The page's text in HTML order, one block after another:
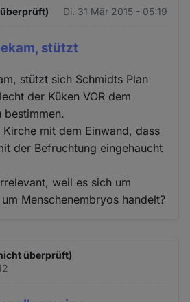
Di. 31 Mär 2015 - 05:19
stützt
stützt sich Schmidts Plan
der Küken VOR dem
bestimmen.
mit dem Einwand, dass
der Befruchtung eingehaucht
weil es sich um
Menschenembryos handelt?
überprüft)